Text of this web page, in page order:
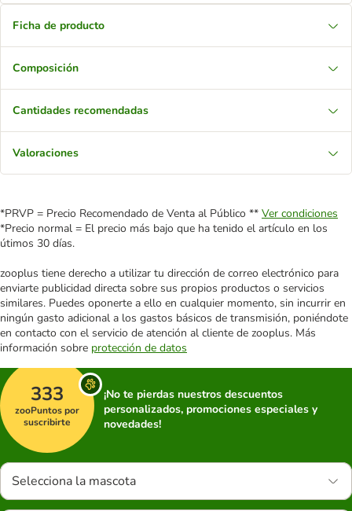
Ficha de producto
Composición
Cantidades recomendadas
Valoraciones
*PRVP = Precio Recomendado de Venta al Público ** Ver condiciones
*Precio normal = El precio más bajo que ha tenido el artículo en los
útimos 30 días.
zooplus tiene derecho a utilizar tu dirección de correo electrónico para
enviarte publicidad directa sobre sus propios productos o servicios
similares. Puedes oponerte a ello en cualquier momento, sin incurrir en
ningún gasto adicional a los gastos básicos de transmisión, poniéndote
en contacto con el servicio de atención al cliente de zooplus. Más
información sobre protección de datos
333
zooPuntos por
suscribirte
¡No te pierdas nuestros descuentos
personalizados, promociones especiales y
novedades!
Selecciona la mascota